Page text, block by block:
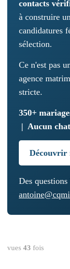
contacts
à construire
candidatures
sélection.
Ce n'est pas
agence
stricte.
350+
| Aucun
Découvrir
Des
vues 43 fois